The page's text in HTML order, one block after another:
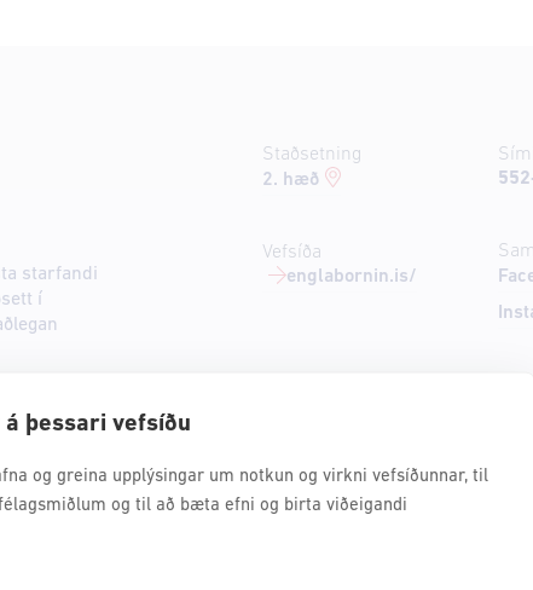
þessari vefsíðu
og greina upplýsingar um notkun og virkni vefsíðunnar, til
og til að bæta efni og birta viðeigandi
starfandi
í
Staðsetning
2. hæð
Vefsíða
englabornin.is/
Sími